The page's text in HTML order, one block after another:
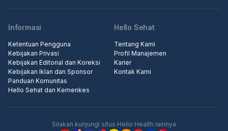
Informasi
Ketentuan Pengguna
Kebijakan Privasi
Kebijakan Editorial dan Koreksi
Kebijakan Iklan dan Sponsor
Panduan Komunitas
Hello Sehat dan Kemenkes
Hello Sehat
Tentang Kami
Profil Manajemen
Karier
Kontak Kami
Silakan kunjungi situs Hello Health lainnya